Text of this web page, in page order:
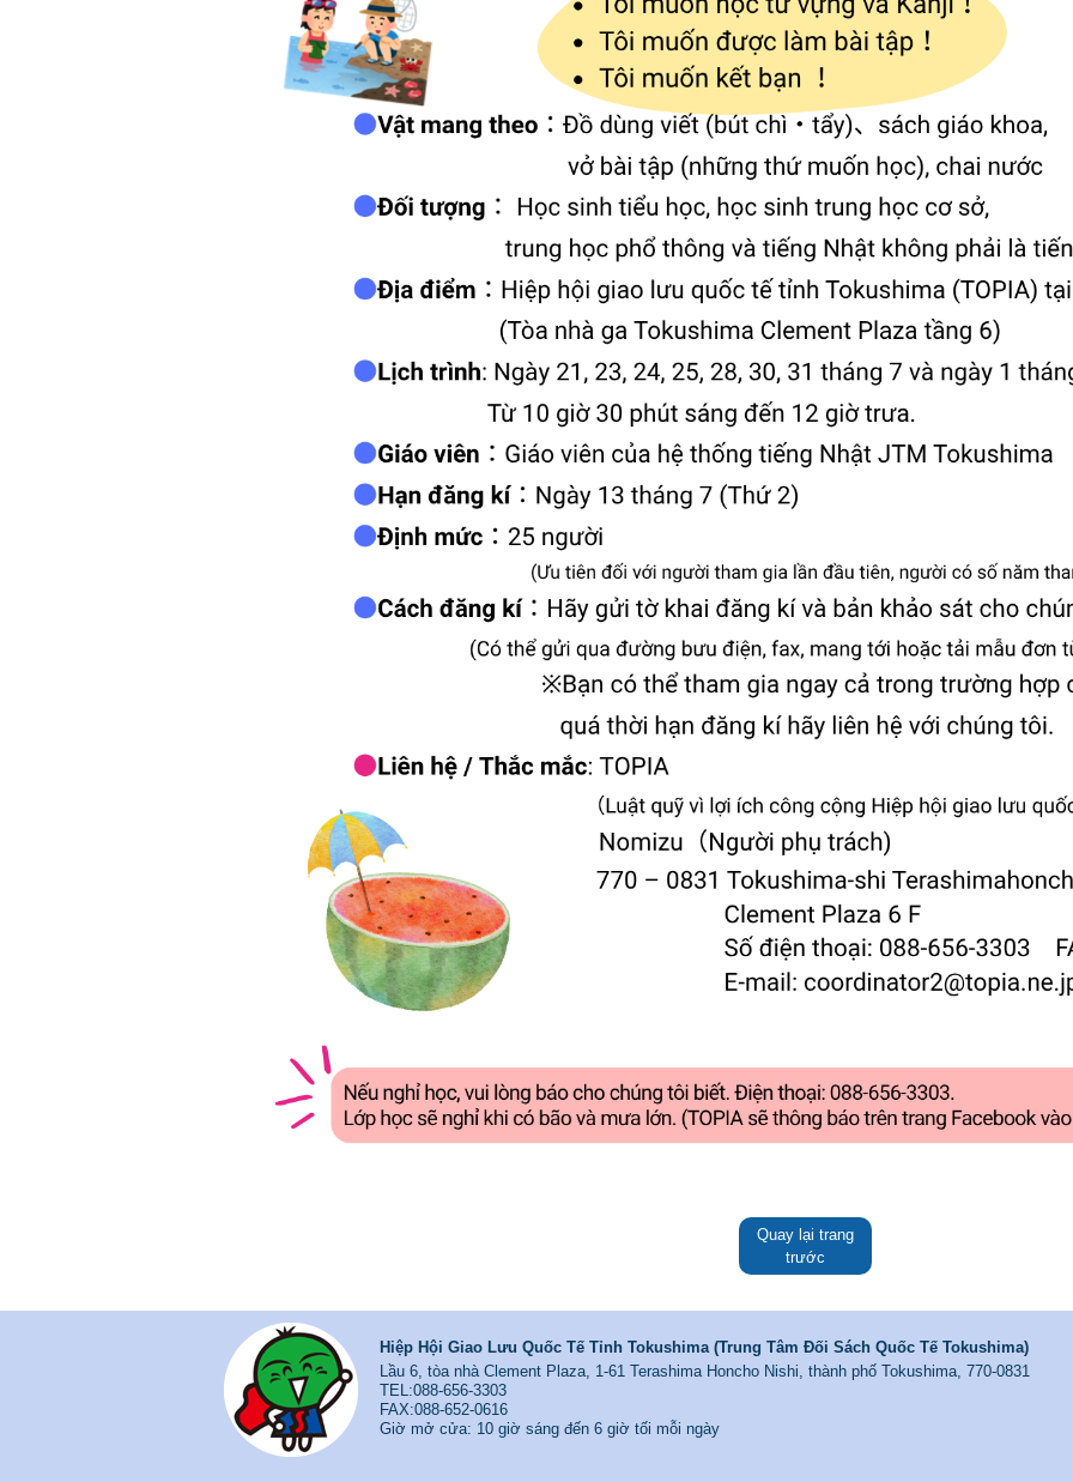
Quay lại trang
trước
Hiệp Hội Giao Lưu Quốc Tế Tỉnh Tokushima (Trung Tâm Đối Sách Quốc Tế Tokushima)
Lầu 6, tòa nhà Clement Plaza, 1-61 Terashima Honcho Nishi, thành phố Tokushima, 770-0831
TEL:088-656-3303
FAX:088-652-0616
Giờ mở cửa: 10 giờ sáng đến 6 giờ tối mỗi ngày